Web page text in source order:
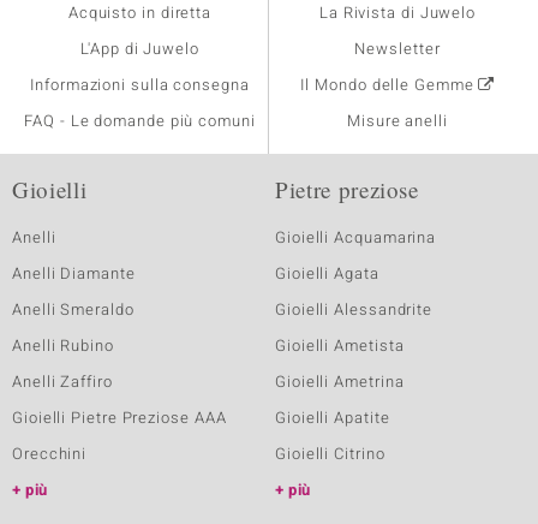
Acquisto in diretta
L'App di Juwelo
Informazioni sulla consegna
FAQ - Le domande più comuni
La Rivista di Juwelo
Newsletter
Il Mondo delle Gemme
Misure anelli
Gioielli
Anelli
Anelli Diamante
Anelli Smeraldo
Anelli Rubino
Anelli Zaffiro
Gioielli Pietre Preziose AAA
Orecchini
più
Pietre preziose
Gioielli Acquamarina
Gioielli Agata
Gioielli Alessandrite
Gioielli Ametista
Gioielli Ametrina
Gioielli Apatite
Gioielli Citrino
più